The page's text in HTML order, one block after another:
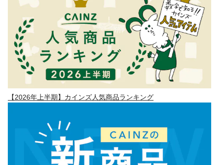
【2026年上半期】カインズ人気商品ランキング